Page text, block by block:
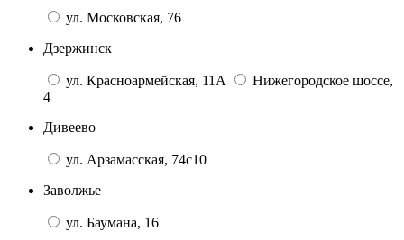
ул. Московская, 76
Дзержинск
ул. Красноармейская, 11А
Нижегородское шоссе,
4
Дивеево
ул. Арзамасская, 74с10
Заволжье
ул. Баумана, 16